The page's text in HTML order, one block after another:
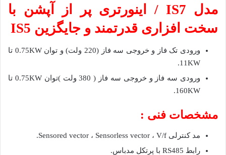
مدل IS7 / اینورتری پر از آپشن با
سخت افزاری قدرتمند و جایگزین IS5
ورودی تک فاز و خروجی سه فاز (220 ولت) و توان 0.75KW تا
11KW.
ورودی سه فاز و خروجی سه فاز ( 380 ولت )توان 0.75KW تا
160KW.
مشخصات فنی :
مد کنترلی Sensored vector ، Sensorless vector ، V/f.
رابط RS485 با پرتکل مدباس.